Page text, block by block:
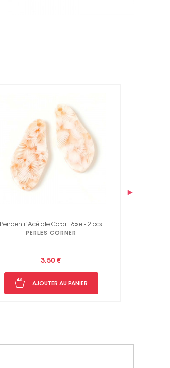
Pendentif Ajouré Argenté 925 - 4 pcs
PERLES CORNER
3.50 €
AJOUTER AU PANIER
›